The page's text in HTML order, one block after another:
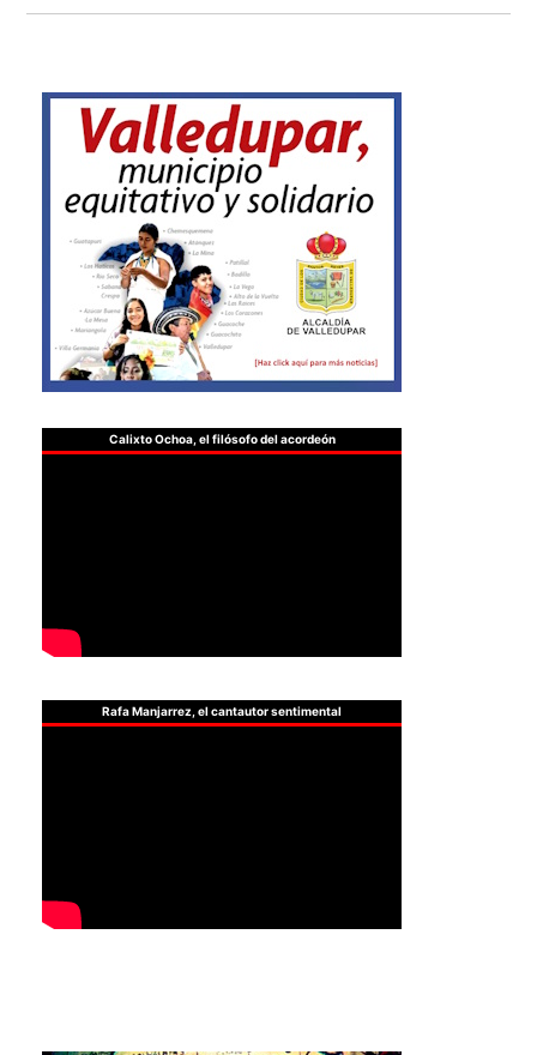
Calixto Ochoa, el filósofo del acordeón
Rafa Manjarrez, el cantautor sentimental